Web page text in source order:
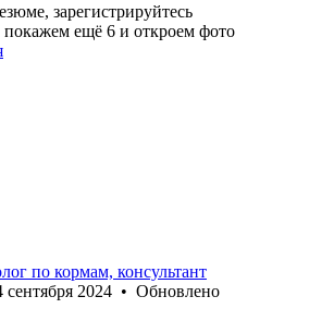
зарегистрируйтесь
покажем ещё 6 и откроем фото
по кормам, консультант
сентября 2024 • Обновлено